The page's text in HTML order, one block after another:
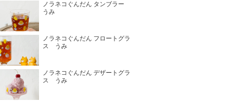
ノラネコぐんだん タンブラー
うみ
ノラネコぐんだん フロートグラ
ス うみ
ノラネコぐんだん デザートグラ
ス うみ